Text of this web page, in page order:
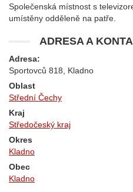
Společenská místnost s
umístěny odděleně na patře.
ADRESA A
Adresa:
Sportovců 818, Kladno
Oblast
Střední Čechy
Kraj
Středočeský kraj
Okres
Kladno
Obec
Kladno